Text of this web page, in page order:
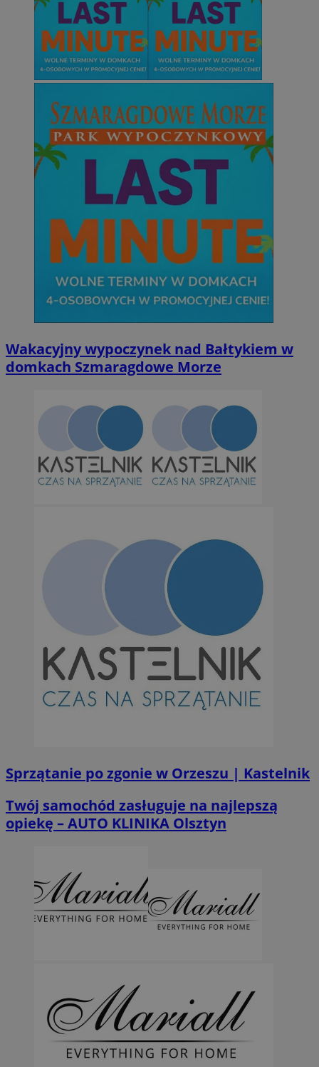
Wakacyjny wypoczynek nad Bałtykiem w
domkach Szmaragdowe Morze
Sprzątanie po zgonie w Orzeszu | Kastelnik
Twój samochód zasługuje na najlepszą
opiekę – AUTO KLINIKA Olsztyn